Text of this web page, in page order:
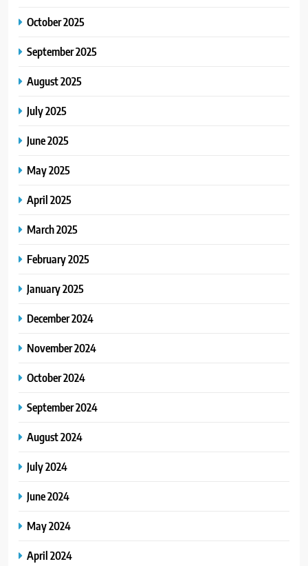
October 2025
September 2025
August 2025
July 2025
June 2025
May 2025
April 2025
March 2025
February 2025
January 2025
December 2024
November 2024
October 2024
September 2024
August 2024
July 2024
June 2024
May 2024
April 2024